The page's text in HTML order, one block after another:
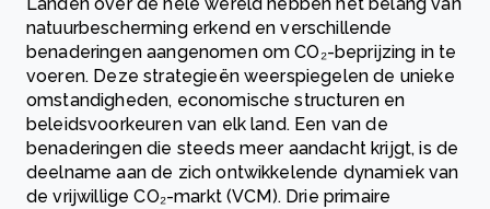
natuurbescherming erkend en verschillende
benaderingen aangenomen om CO₂-beprijzing in te
voeren. Deze strategieën weerspiegelen de unieke
omstandigheden, economische structuren en
beleidsvoorkeuren van elk land. Een van de
benaderingen die steeds meer aandacht krijgt, is de
deelname aan de zich ontwikkelende dynamiek van
de vrijwillige CO₂-markt (VCM). Drie primaire